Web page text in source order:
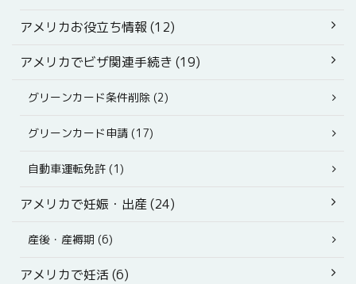
アメリカお役立ち情報 (12)
アメリカでビザ関連手続き (19)
グリーンカード条件削除 (2)
グリーンカード申請 (17)
自動車運転免許 (1)
アメリカで妊娠・出産 (24)
産後・産褥期 (6)
アメリカで妊活 (6)